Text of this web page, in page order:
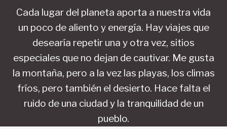
Cada lugar del planeta aporta a nuestra vida
un poco de aliento y energía. Hay viajes que
desearía repetir una y otra vez, sitios
especiales que no dejan de cautivar. Me gusta
la montaña, pero a la vez las playas, los climas
fríos, pero también el desierto. Hace falta el
ruido de una ciudad y la tranquilidad de un
pueblo.